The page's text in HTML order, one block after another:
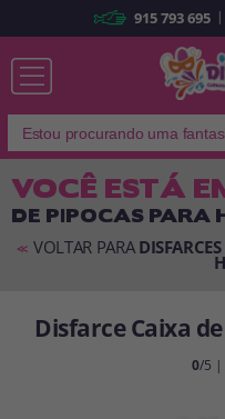
Já
Lembrar-me Esqueceu sua
É a
915 793 695 |
VOCÊ ESTÁ
DE PIPOCAS PARA
<< VOLTAR PARA
Disfarce Caixa
0/5